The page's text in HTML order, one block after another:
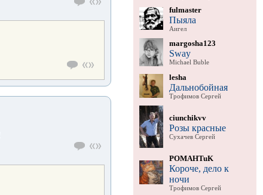
fulmaster
Пыяла
Аигел
margosha123
Sway
Michael Buble
lesha
Дальнобойная
Трофимов Сергей
ciunchikvv
Розы красные
Сухачев Сергей
POMAHTuK
Короче, дело к
ночи
Трофимов Сергей